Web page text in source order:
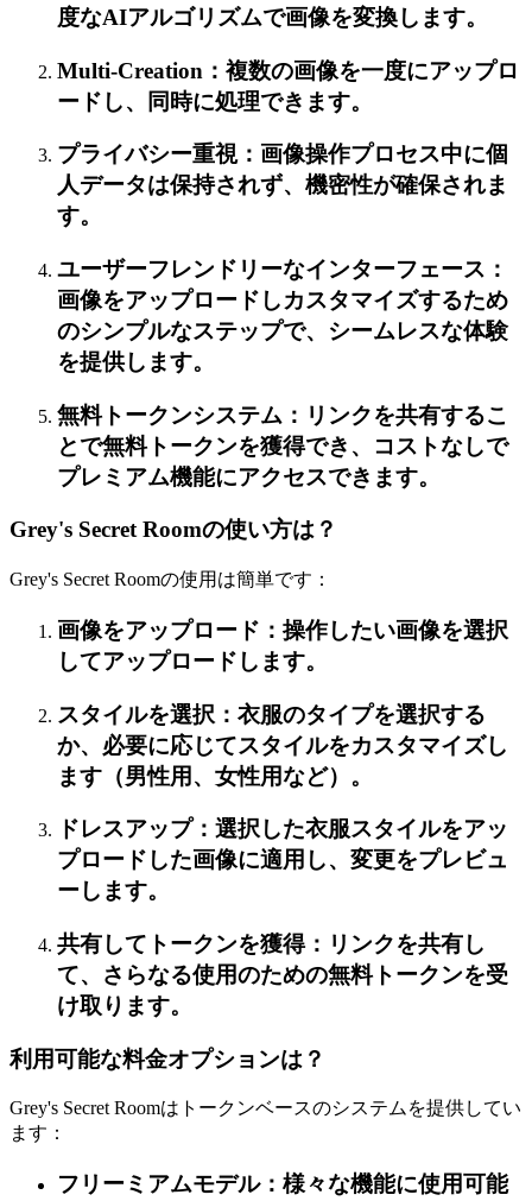
度なAIアルゴリズムで画像を変換します。
Multi-Creation：複数の画像を一度にアップロ
ードし、同時に処理できます。
プライバシー重視：画像操作プロセス中に個
人データは保持されず、機密性が確保されま
す。
ユーザーフレンドリーなインターフェース：
画像をアップロードしカスタマイズするため
のシンプルなステップで、シームレスな体験
を提供します。
無料トークンシステム：リンクを共有するこ
とで無料トークンを獲得でき、コストなしで
プレミアム機能にアクセスできます。
Grey's Secret Roomの使い方は？
Grey's Secret Roomの使用は簡単です：
画像をアップロード：操作したい画像を選択
してアップロードします。
スタイルを選択：衣服のタイプを選択する
か、必要に応じてスタイルをカスタマイズし
ます（男性用、女性用など）。
ドレスアップ：選択した衣服スタイルをアッ
プロードした画像に適用し、変更をプレビュ
ーします。
共有してトークンを獲得：リンクを共有し
て、さらなる使用のための無料トークンを受
け取ります。
利用可能な料金オプションは？
Grey's Secret Roomはトークンベースのシステムを提供してい
ます：
フリーミアムモデル：様々な機能に使用可能